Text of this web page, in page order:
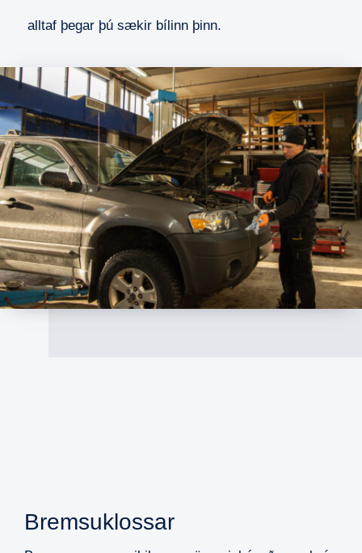
alltaf þegar þú sækir bílinn þinn.
Bremsuklossar